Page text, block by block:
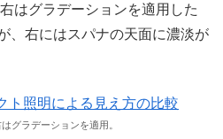
はグラデーションを適用した
、右にはスパナの天面に濃淡が
グラデーションを適用。